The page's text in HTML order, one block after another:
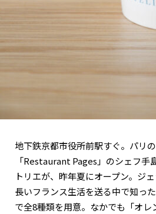
地下鉄京都市役所前駅すぐ。パリ
「Restaurant Pages」のシェフ手
トリエが、昨年夏にオープン。ジ
長いフランス生活を送る中で知っ
で全8種類を用意。なかでも「オレ